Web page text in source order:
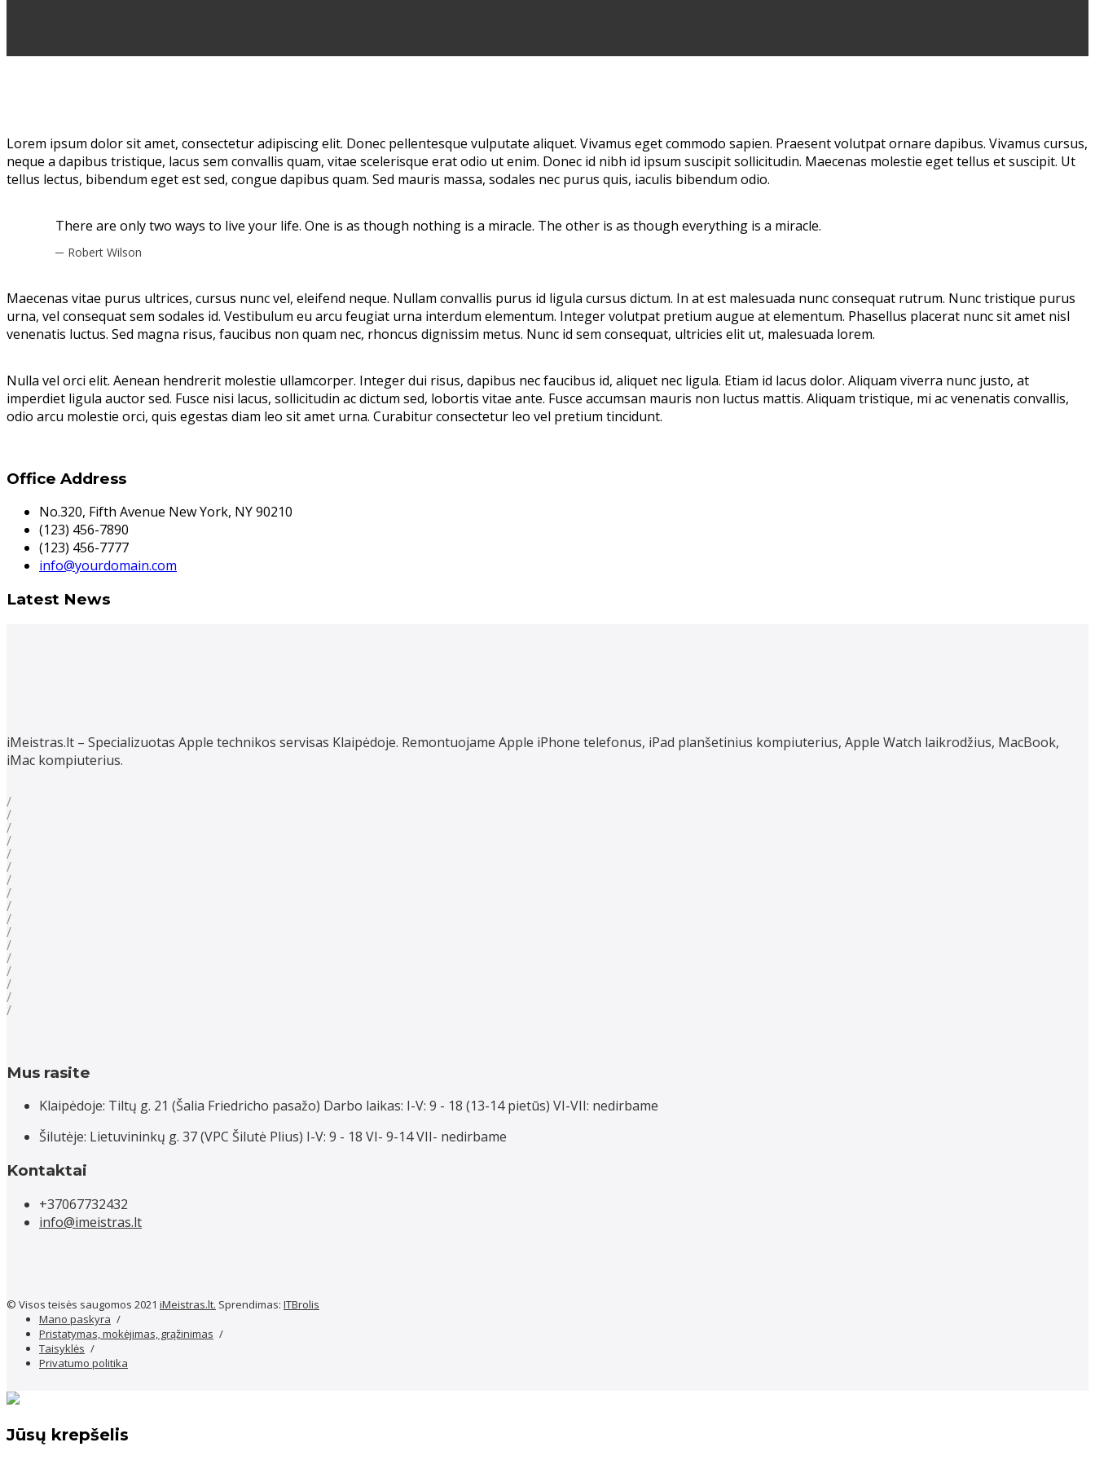
Lorem ipsum dolor sit amet, consectetur adipiscing elit. Donec pellentesque vulputate aliquet. Vivamus eget commodo sapien. Praesent volutpat ornare dapibus. Vivamus cursus,
neque a dapibus tristique, lacus sem convallis quam, vitae scelerisque erat odio ut enim. Donec id nibh id ipsum suscipit sollicitudin. Maecenas molestie eget tellus et suscipit. Ut
tellus lectus, bibendum eget est sed, congue dapibus quam. Sed mauris massa, sodales nec purus quis, iaculis bibendum odio.
There are only two ways to live your life. One is as though nothing is a miracle. The other is as though everything is a miracle.
Robert Wilson
Maecenas vitae purus ultrices, cursus nunc vel, eleifend neque. Nullam convallis purus id ligula cursus dictum. In at est malesuada nunc consequat rutrum. Nunc tristique purus
urna, vel consequat sem sodales id. Vestibulum eu arcu feugiat urna interdum elementum. Integer volutpat pretium augue at elementum. Phasellus placerat nunc sit amet nisl
venenatis luctus. Sed magna risus, faucibus non quam nec, rhoncus dignissim metus. Nunc id sem consequat, ultricies elit ut, malesuada lorem.
Nulla vel orci elit. Aenean hendrerit molestie ullamcorper. Integer dui risus, dapibus nec faucibus id, aliquet nec ligula. Etiam id lacus dolor. Aliquam viverra nunc justo, at
imperdiet ligula auctor sed. Fusce nisi lacus, sollicitudin ac dictum sed, lobortis vitae ante. Fusce accumsan mauris non luctus mattis. Aliquam tristique, mi ac venenatis convallis,
odio arcu molestie orci, quis egestas diam leo sit amet urna. Curabitur consectetur leo vel pretium tincidunt.
Office Address
No.320, Fifth Avenue New York, NY 90210
(123) 456-7890
(123) 456-7777
info@yourdomain.com
Latest News
iMeistras.lt – Specializuotas Apple technikos servisas Klaipėdoje. Remontuojame Apple iPhone telefonus, iPad planšetinius kompiuterius, Apple Watch laikrodžius, MacBook,
iMac kompiuterius.
Mus rasite
Klaipėdoje: Tiltų g. 21 (Šalia Friedricho pasažo) Darbo laikas: I-V: 9 - 18 (13-14 pietūs) VI-VII: nedirbame
Šilutėje: Lietuvininkų g. 37 (VPC Šilutė Plius) I-V: 9 - 18 VI- 9-14 VII- nedirbame
Kontaktai
+37067732432
info@imeistras.lt
© Visos teisės saugomos 2021 iMeistras.lt. Sprendimas: ITBrolis
Mano paskyra
Pristatymas, mokėjimas, grąžinimas
Taisyklės
Privatumo politika
Jūsų krepšelis